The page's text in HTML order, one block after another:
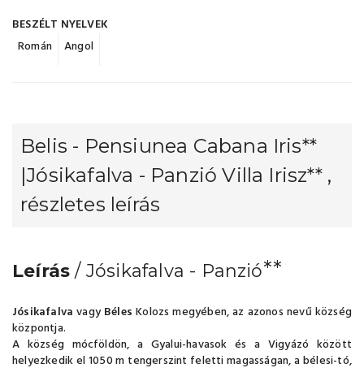
BESZÉLT NYELVEK
Román
Angol
Belis - Pensiunea Cabana Iris**
|Jósikafalva - Panzió Villa Irisz** ,
részletes leírás
Leírás/ Jósikafalva - Panzió**
JósikafalvavagyBéles Kolozs megyében, az azonos nevű község
központja.
A község mócföldön, a Gyalui-havasok és a Vigyázó között
helyezkedik el 1050 m tengerszint feletti magasságan, a bélesi-tó,